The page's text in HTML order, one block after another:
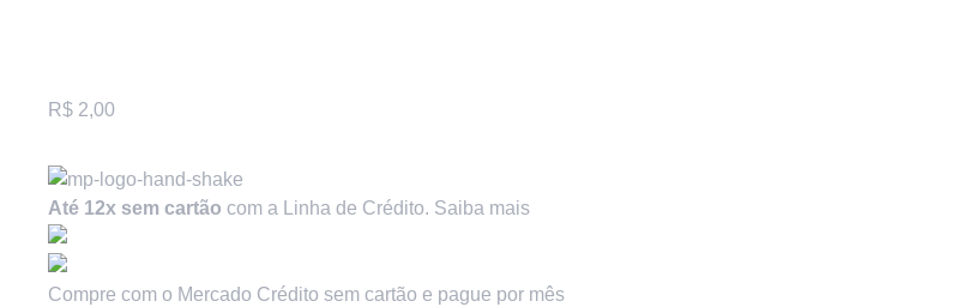
R$ 2,00
Até 12x sem cartão com a Linha de Crédito. Saiba mais
Compre com o Mercado Crédito sem cartão e pague por mês